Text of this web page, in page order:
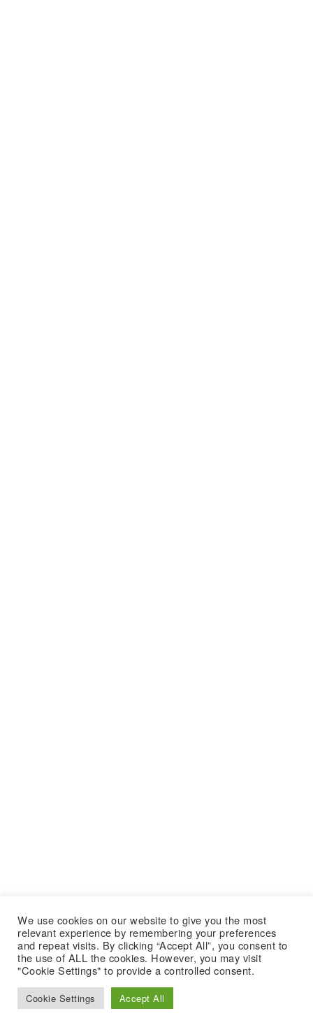
We use cookies on our website to give you the most
relevant experience by remembering your preferences
and repeat visits. By clicking “Accept All”, you consent to
the use of ALL the cookies. However, you may visit
"Cookie Settings" to provide a controlled consent.
Cookie Settings Accept All